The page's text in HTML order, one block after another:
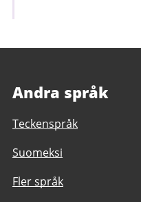
Andra språk
Teckenspråk
Suomeksi
Fler språk